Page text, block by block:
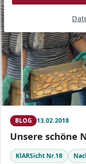
BLOG 13.02.2018
Unsere schöne
KlARSicht Nr.18